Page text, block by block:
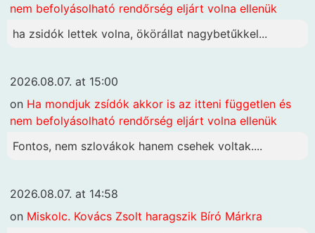
nem befolyásolható rendőrség eljárt volna ellenük
ha zsidók lettek volna, ökörállat nagybetűkkel...
2026.08.07. at 15:00
on Ha mondjuk zsídók akkor is az itteni független és
nem befolyásolható rendőrség eljárt volna ellenük
Fontos, nem szlovákok hanem csehek voltak....
2026.08.07. at 14:58
on Miskolc. Kovács Zsolt haragszik Bíró Márkra